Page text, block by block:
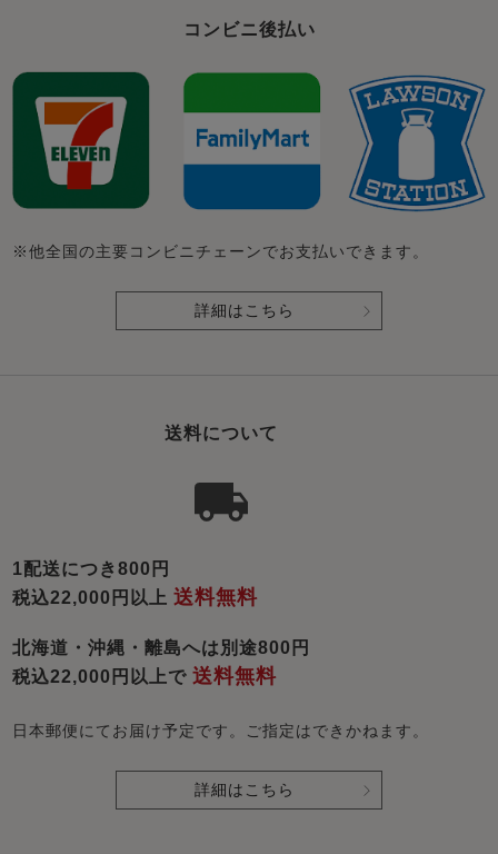
コンビニ後払い
※他全国の主要コンビニチェーンでお支払いできます。
詳細はこちら
送料について
1配送につき800円
税込22,000円以上送料無料
北海道・沖縄・離島へは別途800円
税込22,000円以上で送料無料
日本郵便にてお届け予定です。ご指定はできかねます。
詳細はこちら